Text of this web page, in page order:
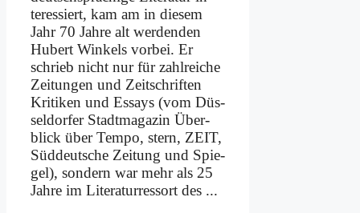
ter­es­siert, kam am in die­sem
Jahr 70 Jah­re alt wer­den­den
Hu­bert Win­kels vor­bei. Er
schrieb nicht nur für zahl­rei­che
Zei­tun­gen und Zeit­schrif­ten
Kri­ti­ken und Es­says (vom Düs­
sel­dor­fer Stadt­ma­ga­zin Über­
blick über Tem­po, stern, ZEIT,
Süd­deut­sche Zei­tung und Spie­
gel), son­dern war mehr als 25
Jah­re im Li­te­ra­tur­res­sort des ...